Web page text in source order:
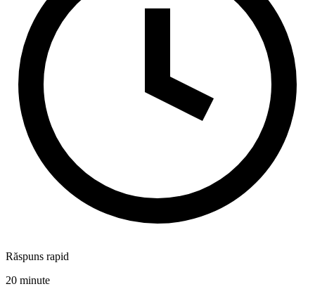
Răspuns rapid
20 minute